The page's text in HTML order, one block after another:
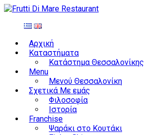
Αρχική
Καταστήματα
Κατάστημα Θεσσαλονίκης
Menu
Μενού Θεσσαλονίκη
Σχετικά Με εμάς
Φιλοσοφία
Ιστορία
Franchise
Ψαράκι στο Κουτάκι